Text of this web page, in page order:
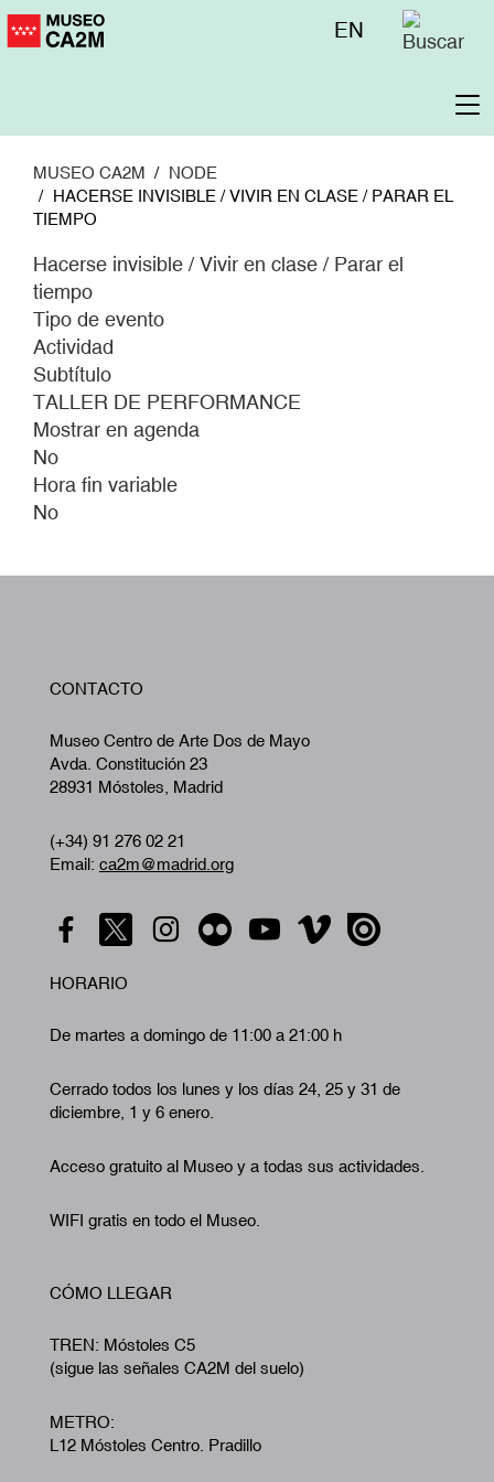
Pasar
Menú
EN
MUSEO CA2M
NODE
HACERSE INVISIBLE / VIVIR EN CLASE / PARAR EL
TIEMPO
Hacerse invisible / Vivir en clase / Parar el
tiempo
Tipo de evento
Actividad
Subtítulo
TALLER DE PERFORMANCE
Mostrar en agenda
No
Hora fin variable
No
CONTACTO
Museo Centro de Arte Dos de Mayo
Avda. Constitución 23
28931 Móstoles, Madrid
(+34) 91 276 02 21
Email: ca2m@madrid.org
HORARIO
De martes a domingo de 11:00 a 21:00 h
Cerrado todos los lunes y los días 24, 25 y 31 de
diciembre, 1 y 6 enero.
Acceso gratuito al Museo y a todas sus actividades.
WIFI gratis en todo el Museo.
CÓMO LLEGAR
TREN: Móstoles C5
(sigue las señales CA2M del suelo)
METRO:
L12 Móstoles Centro. Pradillo